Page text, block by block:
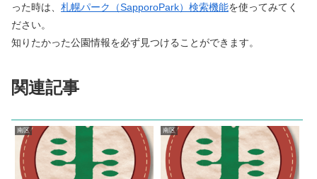
った時は、 札幌パーク（SapporoPark）検索機能を使ってみてく
ださい。
知りたかった公園情報を必ず見つけることができます。
関連記事
南区 南区